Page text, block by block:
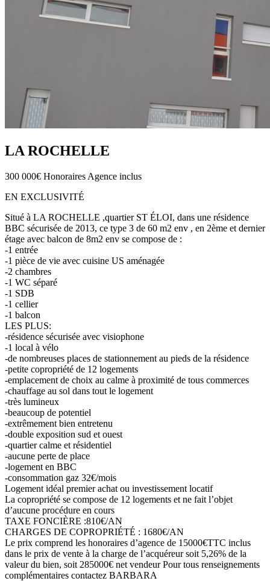
LA ROCHELLE
300 000€ Honoraires Agence inclus
EN EXCLUSIVITÉ
Situé à LA ROCHELLE ,quartier ST ÉLOI, dans une résidence
BBC sécurisée de 2013, ce type 3 de 60 m2 env , en 2ème et dernier
étage avec balcon de 8m2 env se compose de :
-1 entrée
-1 pièce de vie avec cuisine US aménagée
-2 chambres
-1 WC séparé
-1 SDB
-1 cellier
-1 balcon
LES PLUS:
-résidence sécurisée avec visiophone
-1 local à vélo
-de nombreuses places de stationnement au pieds de la résidence
-petite copropriété de 12 logements
-emplacement de choix au calme à proximité de tous commerces
-chauffage au sol dans tout le logement
-très lumineux
-beaucoup de potentiel
-extrêmement bien entretenu
-double exposition sud et ouest
-quartier calme et résidentiel
-aucune perte de place
-logement en BBC
-consommation gaz 32€/mois
Logement idéal premier achat ou investissement locatif
La copropriété se compose de 12 logements et ne fait l’objet
d’aucune procédure en cours
TAXE FONCIÈRE :810€/AN
CHARGES DE COPROPRIÉTÉ : 1680€/AN
Le prix comprend les honoraires d’agence de 15000€TTC inclus
dans le prix de vente à la charge de l’acquéreur soit 5,26% de la
valeur du bien, soit 285000€ net vendeur Pour tous renseignements
complémentaires contactez BARBARA